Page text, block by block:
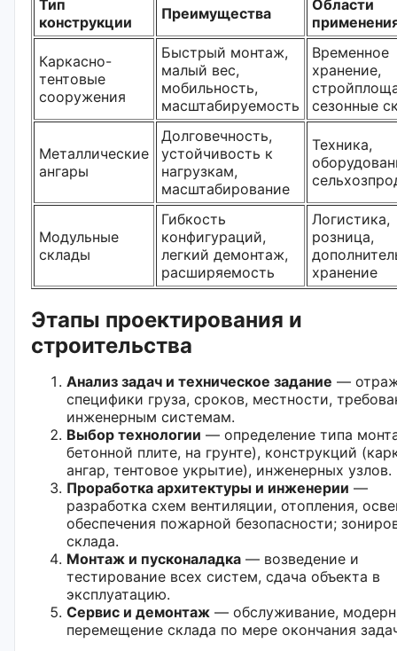
Тип
конструкции
Преимущества
Области
Каркасно-
тентовые
сооружения
Быстрый монтаж,
малый вес,
мобильность,
масштабируемость
Временное
хранение,
сезонные
Металлические
ангары
Долговечность,
устойчивость к
нагрузкам,
масштабирование
Техника,
Модульные
склады
Гибкость
конфигураций,
легкий демонтаж,
расширяемость
Логистика,
розница,
хранение
Этапы проектирования и
строительства
Анализ задач и техническое задание —
специфики груза, сроков, местности,
инженерным системам.
Выбор технологии — определение типа
бетонной плите, на грунте), конструкций
ангар, тентовое укрытие), инженерных узлов.
Проработка архитектуры и инженерии —
разработка схем вентиляции, отопления,
обеспечения пожарной безопасности;
склада.
Монтаж и пусконаладка — возведение и
тестирование всех систем, сдача объекта в
эксплуатацию.
Сервис и демонтаж — обслуживание,
перемещение склада по мере окончания